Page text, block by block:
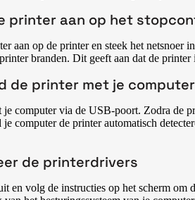
printer aan op het
aan op de printer en steek het
branden. Dit geeft aan dat de
de printer met je computer
computer via de USB-poort. Zodra de
je computer de printer automatisch
de printerdrivers
en volg de instructies op het scherm